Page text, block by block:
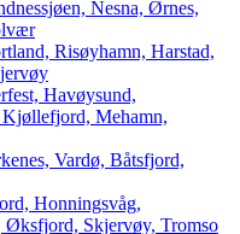
Nesna, Ørnes,
Risøyhamn, Harstad,
Havøysund,
Mehamn,
Vardø, Båtsfjord,
Honningsvåg,
Øksfjord, Skjervøy, Tromso